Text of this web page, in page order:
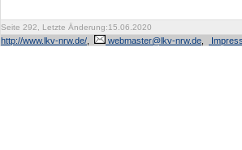
Seite 292, Letzte Änderung:15.06.2020
http://www.lkv-nrw.de/ webmaster@lkv-nrw.de